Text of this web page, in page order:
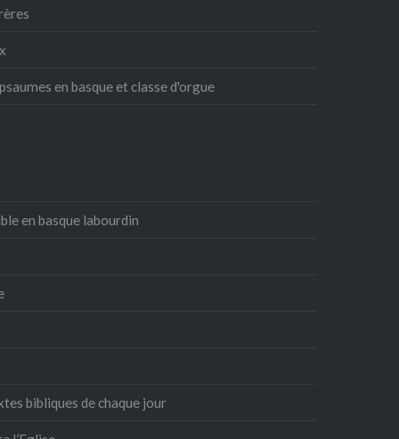
en basque et classe d'orgue
en basque labourdin
bibliques de chaque jour